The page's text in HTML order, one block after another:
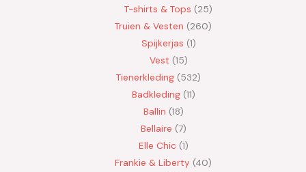
T-shirts & Tops
25
Truien & Vesten
260
Spijkerjas 1
Vest 15
Tienerkleding 532
Badkleding 11
Ballin 18
Bellaire 7
Elle Chic 1
Frankie & Liberty 40